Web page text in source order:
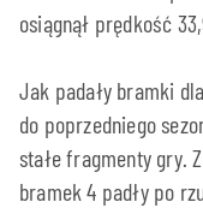
osiągnął prędkość
Jak padały bramki
do poprzedniego
stałe fragmenty gry.
bramek 4 padły po